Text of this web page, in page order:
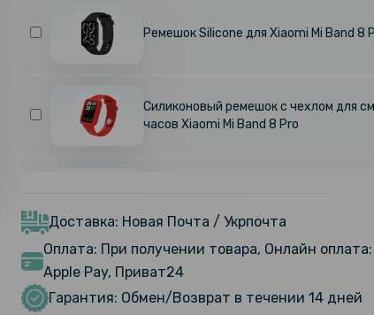
Ремешок Silicone для Xiaomi Mi Band 8
Силиконовый ремешок с чехлом для
часов Xiaomi Mi Band 8 Pro
часов Xiaomi Mi Band 8 Pro / Mi Band 8
Black
Чехол с защитным стеклом Protective
Cover with Glass для Xiaomi Mi Band 8
Доставка: Новая Почта / Укрпочта
Оплата: При получении товара, Онлайн
Apple Pay, Приват24
Гарантия: Обмен/Возврат в течении 14 дней